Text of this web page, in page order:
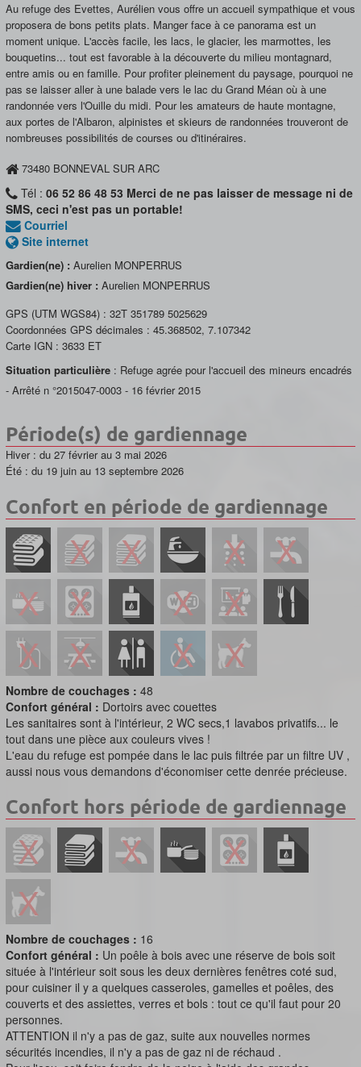
Au refuge des Evettes, Aurélien vous offre un accueil sympathique et vous
proposera de bons petits plats. Manger face à ce panorama est un
moment unique. L'accès facile, les lacs, le glacier, les marmottes, les
bouquetins... tout est favorable à la découverte du milieu montagnard,
entre amis ou en famille. Pour profiter pleinement du paysage, pourquoi ne
pas se laisser aller à une balade vers le lac du Grand Méan où à une
randonnée vers l'Ouille du midi. Pour les amateurs de haute montagne,
aux portes de l'Albaron, alpinistes et skieurs de randonnées trouveront de
nombreuses possibilités de courses ou d'itinéraires.
73480 BONNEVAL SUR ARC
Tél : 06 52 86 48 53 Merci de ne pas laisser de message ni de
SMS, ceci n'est pas un portable!
Courriel
Site internet
Gardien(ne) : Aurelien MONPERRUS
Gardien(ne) hiver : Aurelien MONPERRUS
GPS (UTM WGS84) : 32T 351789 5025629
Coordonnées GPS décimales : 45.368502, 7.107342
Carte IGN : 3633 ET
Situation particulière : Refuge agrée pour l'accueil des mineurs encadrés
- Arrêté n °2015047-0003 - 16 février 2015
Période(s) de gardiennage
Hiver : du 27 février au 3 mai 2026
Été : du 19 juin au 13 septembre 2026
Confort en période de gardiennage
Nombre de couchages : 48
Confort général : Dortoirs avec couettes
Les sanitaires sont à l'intérieur, 2 WC secs,1 lavabos privatifs... le
tout dans une pièce aux couleurs vives !
L'eau du refuge est pompée dans le lac puis filtrée par un filtre UV ,
aussi nous vous demandons d'économiser cette denrée précieuse.
Confort hors période de gardiennage
Nombre de couchages : 16
Confort général : Un poêle à bois avec une réserve de bois soit
située à l'intérieur soit sous les deux dernières fenêtres coté sud,
pour cuisiner il y a quelques casseroles, gamelles et poêles, des
couverts et des assiettes, verres et bols : tout ce qu'il faut pour 20
personnes.
ATTENTION il n'y a pas de gaz, suite aux nouvelles normes
sécurités incendies, il n'y a pas de gaz ni de réchaud .